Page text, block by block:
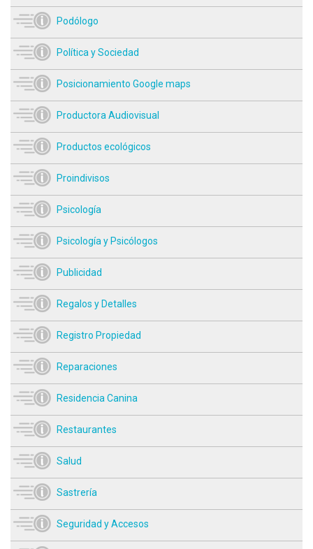
Podólogo
Política y Sociedad
Posicionamiento Google maps
Productora Audiovisual
Productos ecológicos
Proindivisos
Psicología
Psicología y Psicólogos
Publicidad
Regalos y Detalles
Registro Propiedad
Reparaciones
Residencia Canina
Restaurantes
Salud
Sastrería
Seguridad y Accesos